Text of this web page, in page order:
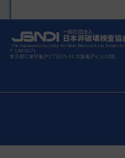
〒136-0071
東京都江東区亀戸2丁目25-14 京阪亀戸ビル10階